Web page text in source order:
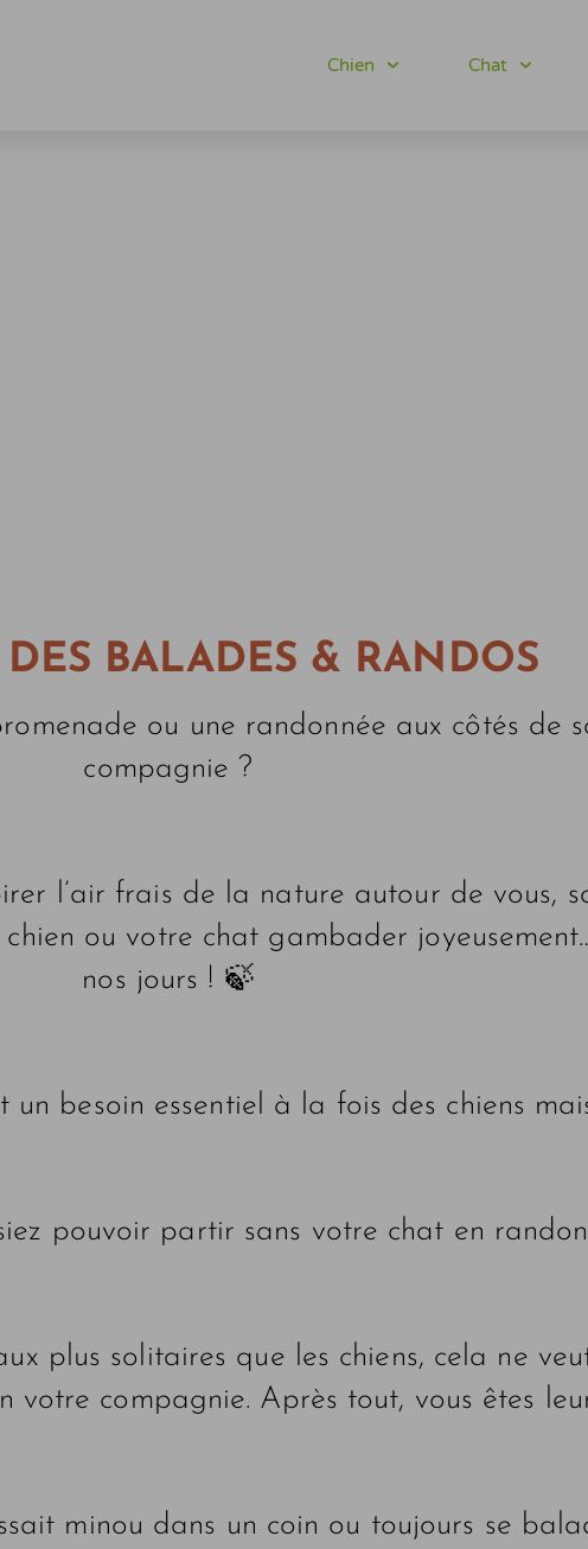
Chien Chat
DES BALADES & RANDOS
ou une randonnée aux côtés de
compagnie ?
l’air frais de la nature autour de vous,
ou votre chat gambader
nos jours ! 🍃
besoin essentiel à la fois des chiens
pouvoir partir sans votre chat en
plus solitaires que les chiens, cela ne
votre compagnie. Après tout, vous êtes
minou dans un coin ou toujours se